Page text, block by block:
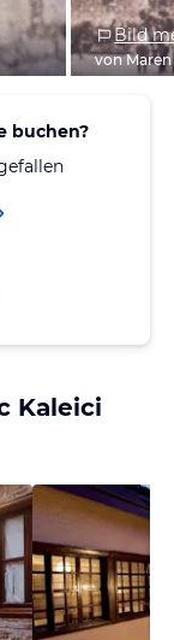
Bild
von Maren
buchen?
Kaleici